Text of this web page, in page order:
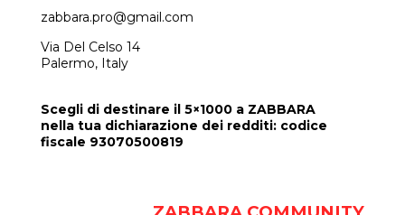
FunKino
zabbara.pro@gmail.com
Via Del Celso 14
Palermo, Italy
Scegli di destinare il 5×1000 a ZABBARA
nella tua dichiarazione dei redditi: codice
fiscale 93070500819